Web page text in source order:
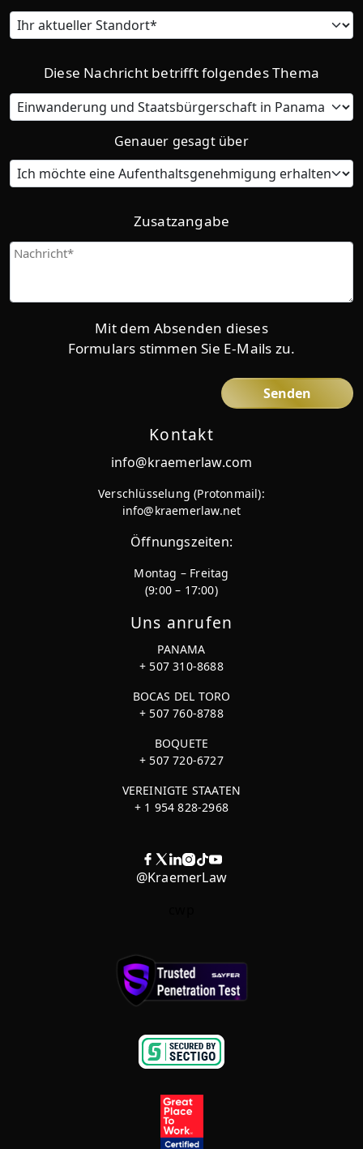
Kontakt
info@kraemerlaw.com
Verschlüsselung (Protonmail):
info@kraemerlaw.net
Öffnungszeiten:
Montag – Freitag
(9:00 – 17:00)
Uns anrufen
PANAMA
+ 507 310-8688
BOCAS DEL TORO
+ 507 760-8788
BOQUETE
+ 507 720-6727
VEREINIGTE STAATEN
+ 1 954 828-2968
@KraemerLaw
Current
location
Diese Nachricht betrifft folgendes Thema
Category
Genauer gesagt über
Zusatzangabe
Give
details
Mit dem Absenden dieses
Formulars stimmen Sie E-Mails zu.